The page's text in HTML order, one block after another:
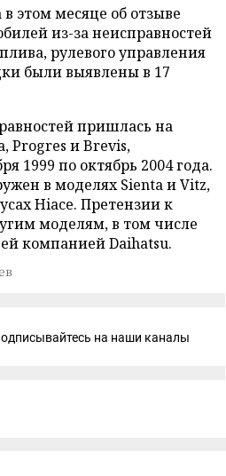
этом месяце об отзыве
из-за неисправностей
рулевого управления
были выявлены в 17
пришлась на
Progres и Brevis,
1999 по октябрь 2004 года.
в моделях Sienta и Vitz,
Hiace. Претензии к
моделям, в том числе
компанией Daihatsu.
на наши каналы